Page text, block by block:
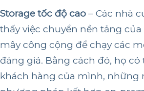
Storage tốc độ cao – Các nhà
thấy việc chuyển nền tảng
mây công cộng để chạy các
đáng giá. Bằng cách đó, họ có
khách hàng của mình, những